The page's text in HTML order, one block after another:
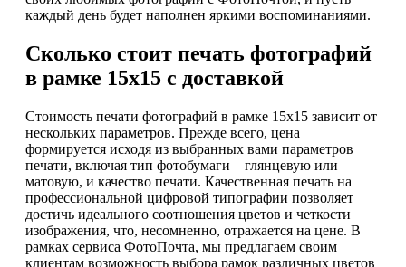
каждый день будет наполнен яркими воспоминаниями.
Сколько стоит печать фотографий
в рамке 15х15 с доставкой
Стоимость печати фотографий в рамке 15х15 зависит от
нескольких параметров. Прежде всего, цена
формируется исходя из выбранных вами параметров
печати, включая тип фотобумаги – глянцевую или
матовую, и качество печати. Качественная печать на
профессиональной цифровой типографии позволяет
достичь идеального соотношения цветов и четкости
изображения, что, несомненно, отражается на цене. В
рамках сервиса ФотоПочта, мы предлагаем своим
клиентам возможность выбора рамок различных цветов